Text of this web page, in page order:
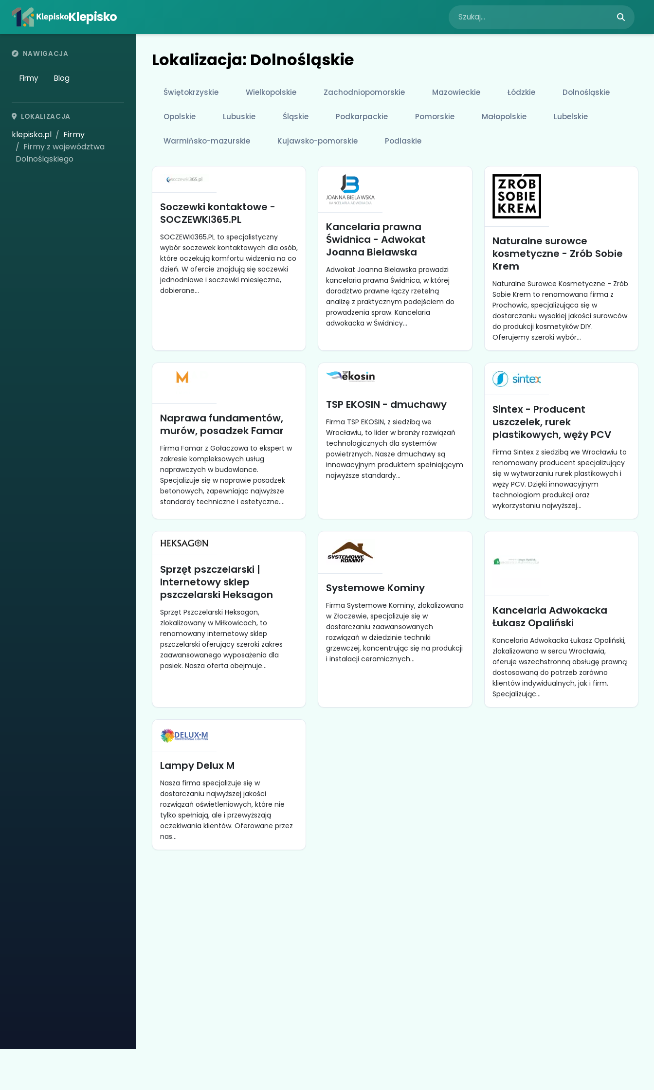
Klepisko
NAWIGACJA
Firmy Blog
LOKALIZACJA
klepisko.pl
Firmy
Firmy z województwa
Dolnośląskiego
Lokalizacja: Dolnośląskie
Świętokrzyskie Wielkopolskie Zachodniopomorskie Mazowieckie Łódzkie Dolnośląskie
Opolskie Lubuskie Śląskie Podkarpackie Pomorskie Małopolskie Lubelskie
Warmińsko-mazurskie Kujawsko-pomorskie Podlaskie
Soczewki kontaktowe -
SOCZEWKI365.PL
SOCZEWKI365.PL to specjalistyczny
wybór soczewek kontaktowych dla osób,
które oczekują komfortu widzenia na co
dzień. W ofercie znajdują się soczewki
jednodniowe i soczewki miesięczne,
dobierane...
Kancelaria prawna
Świdnica - Adwokat
Joanna Bielawska
Adwokat Joanna Bielawska prowadzi
kancelaria prawna Świdnica, w której
doradztwo prawne łączy rzetelną
analizę z praktycznym podejściem do
prowadzenia spraw. Kancelaria
adwokacka w Świdnicy...
Naturalne surowce
kosmetyczne - Zrób Sobie
Krem
Naturalne Surowce Kosmetyczne - Zrób
Sobie Krem to renomowana firma z
Prochowic, specjalizująca się w
dostarczaniu wysokiej jakości surowców
do produkcji kosmetyków DIY.
Oferujemy szeroki wybór...
Naprawa fundamentów,
murów, posadzek Famar
Firma Famar z Gołaczowa to ekspert w
zakresie kompleksowych usług
naprawczych w budowlance.
Specjalizuje się w naprawie posadzek
betonowych, zapewniając najwyższe
standardy techniczne i estetyczne....
TSP EKOSIN - dmuchawy
Firma TSP EKOSIN, z siedzibą we
Wrocławiu, to lider w branży rozwiązań
technologicznych dla systemów
powietrznych. Nasze dmuchawy są
innowacyjnym produktem spełniającym
najwyższe standardy...
Sintex - Producent
uszczelek, rurek
plastikowych, węży PCV
Firma Sintex z siedzibą we Wrocławiu to
renomowany producent specjalizujący
się w wytwarzaniu rurek plastikowych i
węży PCV. Dzięki innowacyjnym
technologiom produkcji oraz
wykorzystaniu najwyższej...
Sprzęt pszczelarski |
Internetowy sklep
pszczelarski Heksagon
Sprzęt Pszczelarski Heksagon,
zlokalizowany w Miłkowicach, to
renomowany internetowy sklep
pszczelarski oferujący szeroki zakres
zaawansowanego wyposażenia dla
pasiek. Nasza oferta obejmuje...
Systemowe Kominy
Firma Systemowe Kominy, zlokalizowana
w Złoczewie, specjalizuje się w
dostarczaniu zaawansowanych
rozwiązań w dziedzinie techniki
grzewczej, koncentrując się na produkcji
i instalacji ceramicznych...
Kancelaria Adwokacka
Łukasz Opaliński
Kancelaria Adwokacka Łukasz Opaliński,
zlokalizowana w sercu Wrocławia,
oferuje wszechstronną obsługę prawną
dostosowaną do potrzeb zarówno
klientów indywidualnych, jak i firm.
Specjalizując...
Lampy Delux M
Nasza firma specjalizuje się w
dostarczaniu najwyższej jakości
rozwiązań oświetleniowych, które nie
tylko spełniają, ale i przewyższają
oczekiwania klientów. Oferowane przez
nas...